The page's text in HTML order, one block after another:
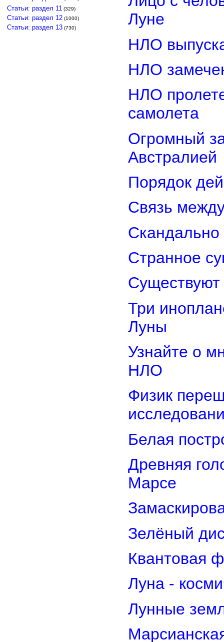
Статьи: раздел 11 (329)
Статьи: раздел 12 (1000)
Статьи: раздел 13 (730)
Луне
НЛО
НЛО
НЛО
самолета
Огромный
Австралией
Порядок
Связь
Странное
Три
Луны
Узнайте о
НЛО
Физик
Белая
Древняя
Марсе
Зелёный
Квантовая
Луна -
Лунные